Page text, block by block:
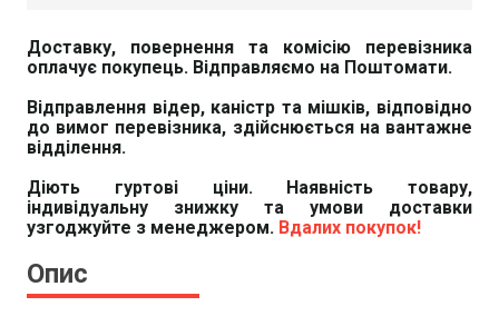
Доставку, повернення та комісію перевізника
оплачує покупець. Відправляємо на Поштомати.
Відправлення відер, каністр та мішків, відповідно
до вимог перевізника, здійснюється на вантажне
відділення.
Діють гуртові ціни. Наявність товару,
індивідуальну знижку та умови доставки
узгоджуйте з менеджером. Вдалих покупок!
Опис